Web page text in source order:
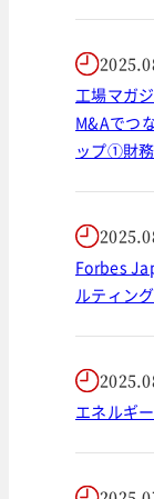
工場マガ
M&Aでつ
ップ①財
Forbes
ルティン
エネルギ